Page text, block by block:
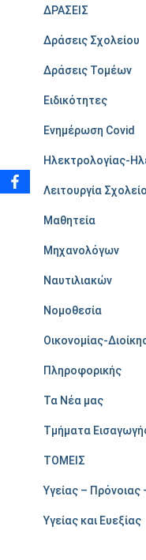
ΔΡΑΣΕΙΣ
Δράσεις Σχολείου
Δράσεις Τομέων
Ειδικότητες
Ενημέρωση Covid
Ηλεκτρολογίας-
Λειτουργία
Μαθητεία
Μηχανολόγων
Ναυτιλιακών
Νομοθεσία
Οικονομίας-
Πληροφορικής
Τα Νέα μας
Τμήματα
ΤΟΜΕΙΣ
Υγείας – Πρόνοιας
Υγείας και Ευεξίας